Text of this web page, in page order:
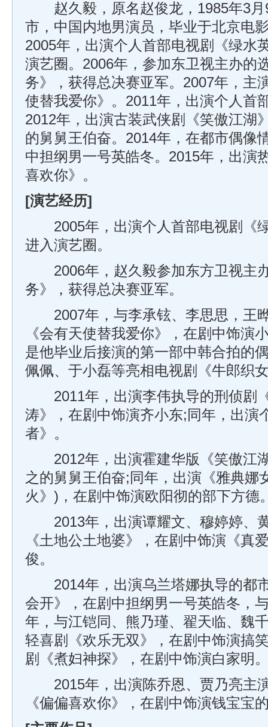
赵久毅，原名赵俊龙，1985年3月
市，中国内地男演员，毕业于北京电
2005年，出演个人首部电视剧《绿水
演艺圈。2006年，参加东卫视主办的
务》，获得总决赛亚军。2007年，主
使替我爱你》。2011年，出演个人首
2012年，出演古装武侠剧《笑傲江湖
的舅舅王伯奋。2014年，在都市偶像
中担纲男一号英皓冬。2015年，出演
喜欢你》。
[演艺经历]
2005年，出演个人首部电视剧《
进入演艺圈。
2006年，赵久毅参加东方卫视主
务》，获得总决赛亚军。
2007年，与李承铉、李思思，王
《会有天使替我爱你》，在剧中饰演
是他毕业后接演的第一部中韩合拍的
佩佩、于小磊等亮相电视剧《牛郎织
2011年，出演李伟执导的刑侦剧
涛》，在剧中饰演齐小东;同年，出演
者》。
2012年，出演霍建华版《笑傲江
之的舅舅王伯奋;同年，出演《雅典娜
火》)，在剧中饰演欧阳彻的部下方德
2013年，出演谭耀文、穆婷婷、
《土地公土地婆》，在剧中饰演《真
俊。
2014年，出演乌兰塔娜执导的都
会开》，在剧中担纲男一号英皓冬，
年，与江铠同、熊乃瑾、翟天临、魏
轻喜剧《欢乐无双》，在剧中饰演搞
剧《煮妇神探》，在剧中饰演白家明
2015年，出演陈乔恩、贾乃亮主
《偏偏喜欢你》，在剧中饰演钱宝宝